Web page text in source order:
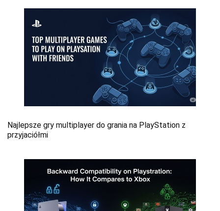
Najlepsze gry multiplayer do grania na PlayStation z
przyjaciółmi